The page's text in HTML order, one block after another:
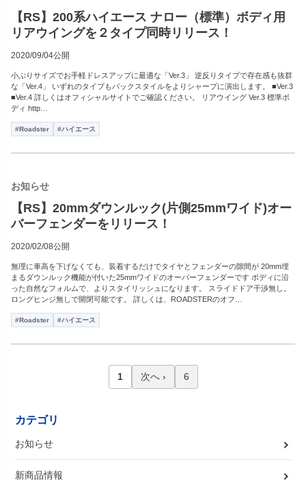
【RS】200系ハイエース ナロー（標準）ボディ用
リアウイングを２タイプ同時リリース！
2020/09/04公開
小ぶりサイズでお手軽ドレスアップに最適な「Ver.3」 逆反りタイプで存在感も抜群
な「Ver.4」 いずれのタイプもバックスタイルをよりシャープに演出します。 ■Ver.3
■Ver.4 詳しくはオフィシャルサイトでご確認ください。 リアウイング Ver.3 標準ボ
ディ http…
#Roadster #ハイエース
お知らせ
【RS】20mmダウンルック(片側25mmワイド)オー
バーフェンダーをリリース！
2020/02/08公開
無理に車高を下げなくても、装着するだけでタイヤとフェンダーの隙間が 20mm埋
まるダウンルック機能が付いた25mmワイドのオーバーフェンダーです ボディに沿
った自然なフォルムで、よりスタイリッシュになります。 スライドドア干渉無し。
ロングヒンジ無しで開閉可能です。 詳しくは、ROADSTERのオフ…
#Roadster #ハイエース
1 次へ › 6
カテゴリ
お知らせ
新商品情報